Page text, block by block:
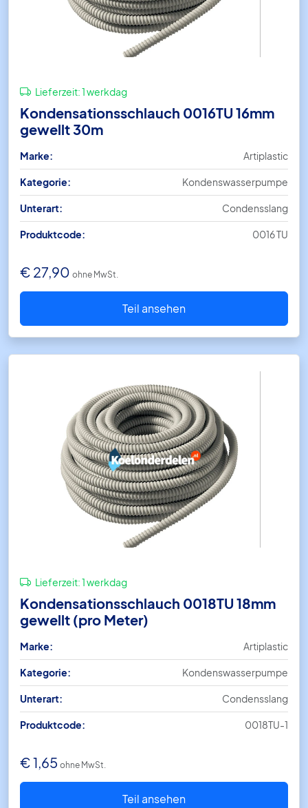
Lieferzeit:1 werkdag
Kondensationsschlauch 0016TU 16mm
gewellt 30m
Marke: Artiplastic
Kategorie: Kondenswasserpumpe
Unterart: Condensslang
Produktcode: 0016 TU
€ 27,90 ohne MwSt.
Teil ansehen
Lieferzeit:1 werkdag
Kondensationsschlauch 0018TU 18mm
gewellt (pro Meter)
Marke: Artiplastic
Kategorie: Kondenswasserpumpe
Unterart: Condensslang
Produktcode: 0018TU-1
€1,65 ohne MwSt.
Teil ansehen